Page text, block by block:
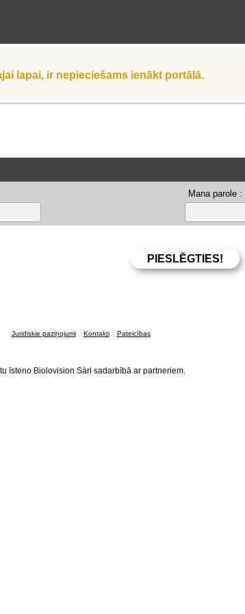
lapai, ir nepieciešams ienākt portālā.
Mana parole :
Juridiskie paziņojumi Kontakti Pateicības
īsteno Biolovision Sàrl sadarbībā ar partneriem.